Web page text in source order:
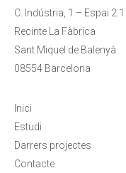
C. Indústria, 1 – Espai 2.1
Recinte La Fàbrica
Sant Miquel de Balenyà
08554 Barcelona
Inici
Estudi
Darrers projectes
Contacte